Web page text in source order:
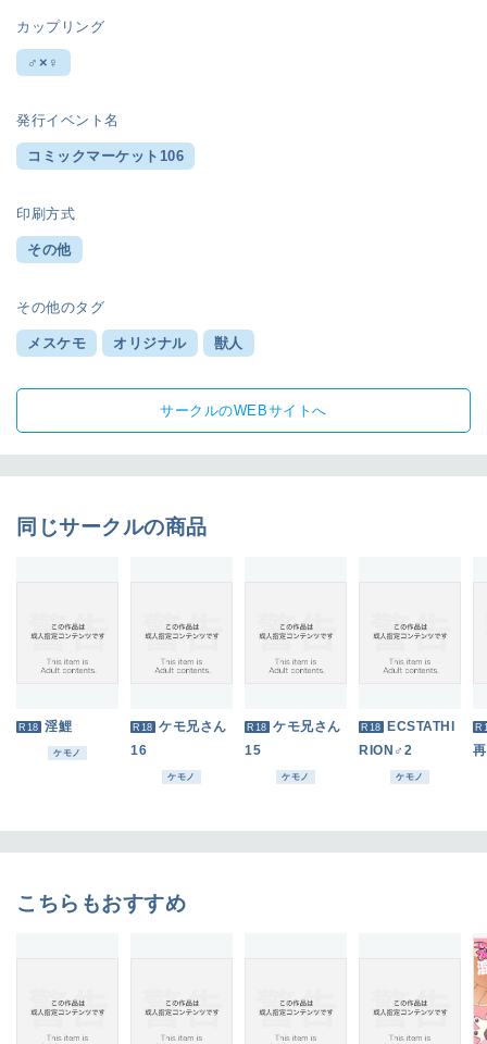
カップリング
♂×♀
発行イベント名
コミックマーケット106
印刷方式
その他
その他のタグ
メスケモ オリジナル 獣人
サークルのWEBサイトへ
同じサークルの商品
R18 淫鯉
ケモノ
R18 ケモ兄さん
16
ケモノ
R18 ケモ兄さん
15
ケモノ
R18 ECSTATHI
RION♂2
ケモノ
こちらもおすすめ